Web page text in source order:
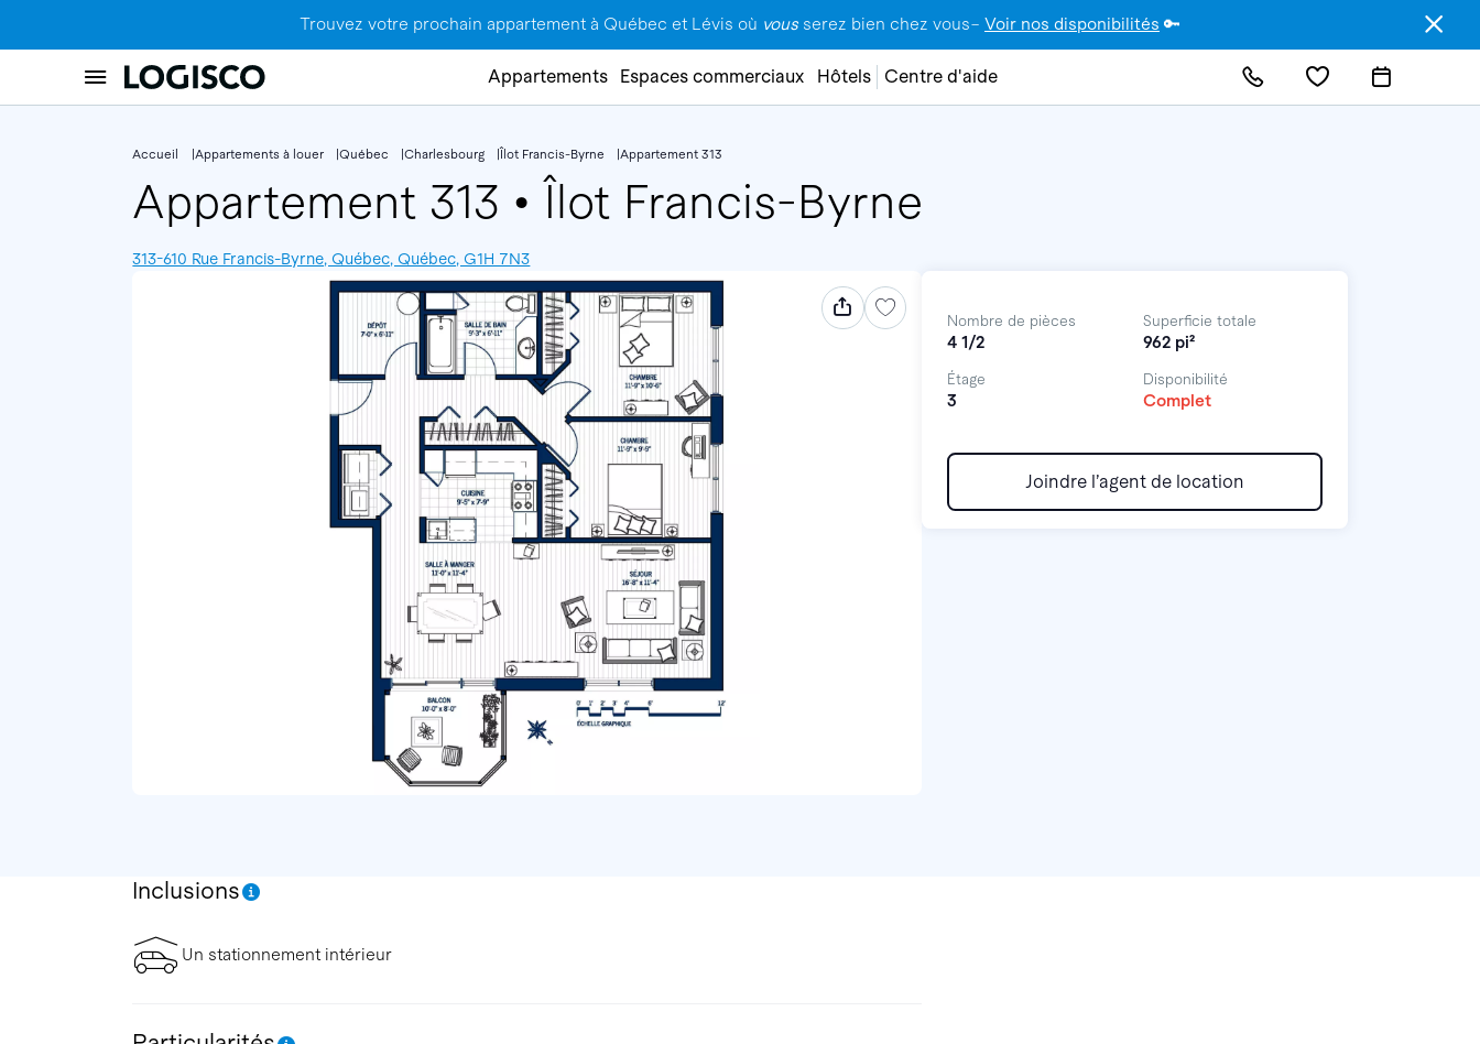
Trouvez votre prochain appartement à Québec et Lévis où vous serez bien chez vous– Voir nos disponibilités 🔑
Appartements Espaces commerciaux Hôtels Centre d'aide
Accueil Appartements à louer Québec Charlesbourg Îlot Francis-Byrne Appartement 313
Appartement 313 • Îlot Francis-Byrne
313-610 Rue Francis-Byrne, Québec, Québec, G1H 7N3
Inclusions
Un stationnement intérieur
Nombre de pièces
4 1/2
Superficie totale
962 pi²
Étage
3
Disponibilité
Complet
Joindre l’agent de location